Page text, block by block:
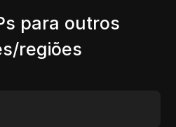
para outros
regiões